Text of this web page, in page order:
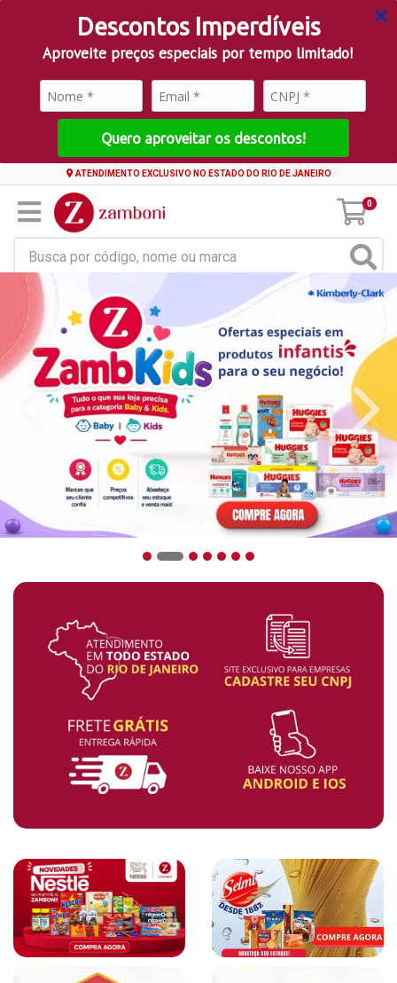
Descontos Imperdíveis
Aproveite preços especiais por tempo limitado!
Quero aproveitar os descontos!
ATENDIMENTO EXCLUSIVO NO ESTADO DO RIO DE JANEIRO
0